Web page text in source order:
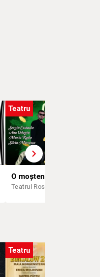
Teatru
Teatrul Rosu
chevron_right
Teatru